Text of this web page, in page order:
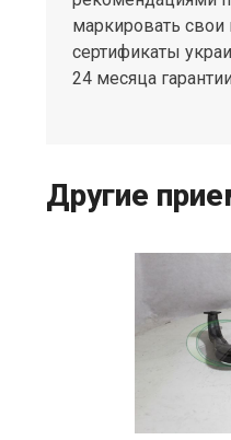
маркировать свои
сертификаты
24 месяца
Другие